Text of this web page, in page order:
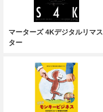
マーターズ 4Kデジタルリマス
ター